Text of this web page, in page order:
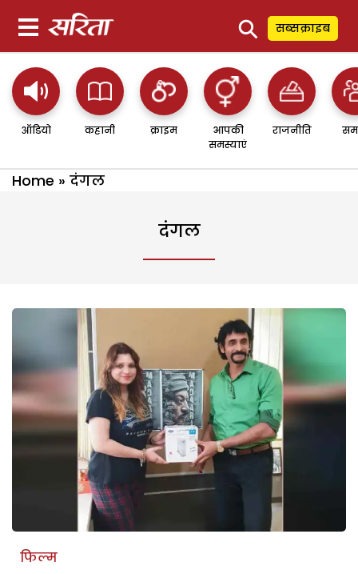
⚲ सब्सक्राइब
ऑडियो कहानी क्राइम
आपकी
समस्याएं
राजनीति
Home » दंगल
दंगल
फिल्म